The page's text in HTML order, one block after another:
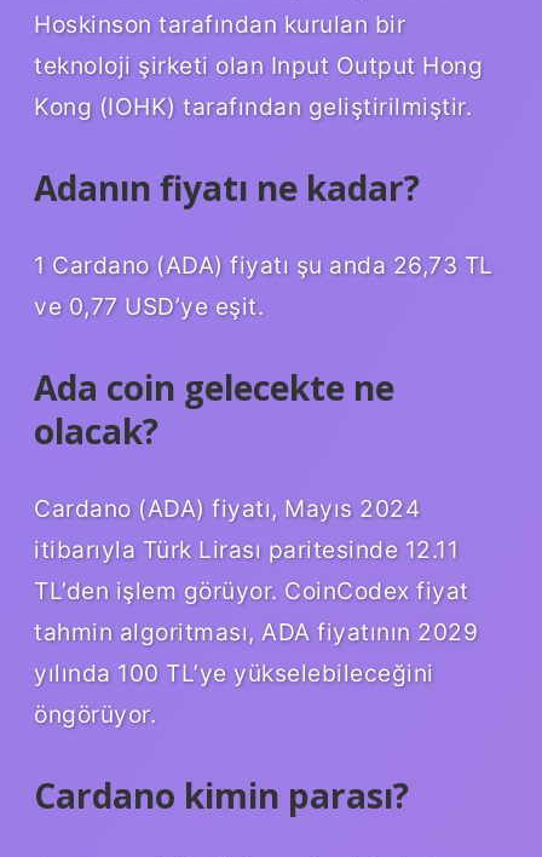
Hoskinson tarafından kurulan bir
teknoloji şirketi olan Input Output Hong
Kong (IOHK) tarafından geliştirilmiştir.
Adanın fiyatı ne kadar?
1 Cardano (ADA) fiyatı şu anda 26,73 TL
ve 0,77 USD’ye eşit.
Ada coin gelecekte ne
olacak?
Cardano (ADA) fiyatı, Mayıs 2024
itibarıyla Türk Lirası paritesinde 12.11
TL’den işlem görüyor. CoinCodex fiyat
tahmin algoritması, ADA fiyatının 2029
yılında 100 TL’ye yükselebileceğini
öngörüyor.
Cardano kimin parası?